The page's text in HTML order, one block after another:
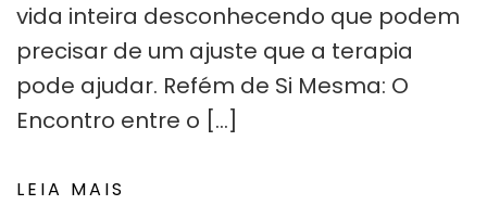
vida inteira desconhecendo que podem
precisar de um ajuste que a terapia
pode ajudar. Refém de Si Mesma: O
Encontro entre o […]
LEIA MAIS